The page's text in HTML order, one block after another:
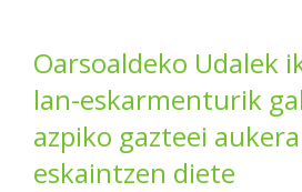
Oarsoaldeko Udalek
lan-eskarmenturik
azpiko gazteei
eskaintzen diete